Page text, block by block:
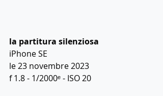
la partitura silenziosa
iPhone SE
le 23 novembre 2023
f 1.8 - 1/2000ᵉ - ISO 20